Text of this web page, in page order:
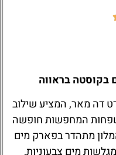
בקוסטה בראווה
דה מאר, המציע שילוב
המחפשות חופשה
מתהדר בפארק מים